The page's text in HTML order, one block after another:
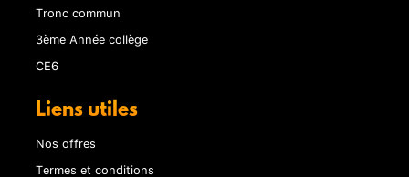
Tronc commun
3ème Année collège
CE6
Liens utiles
Nos offres
Termes et conditions